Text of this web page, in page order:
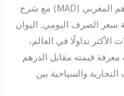
صيني (CNY) إلى الدرهم المغربي (MAD) مع شرح
الصرف اليومي. اليوان
تداولًا في العالم،
قيمته مقابل الدرهم
والسياحية بين